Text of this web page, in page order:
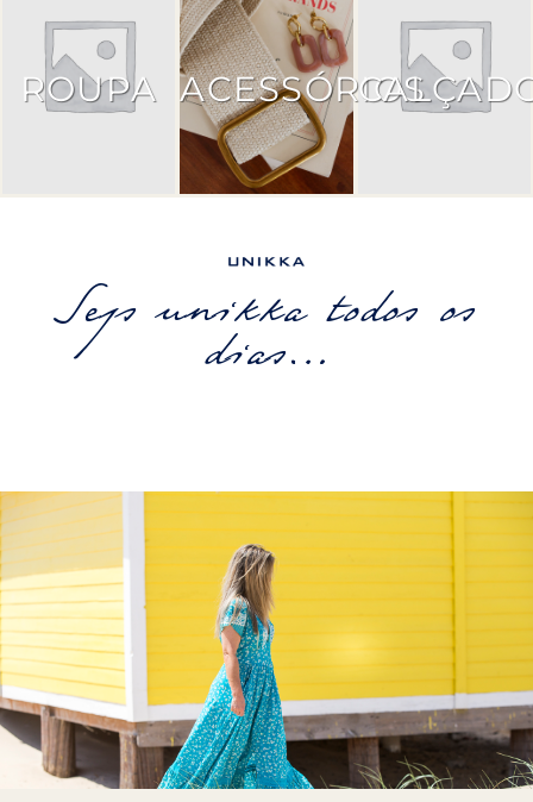
ROUPA ACESSÓRIOS
Sejs unikka todos os
dias…